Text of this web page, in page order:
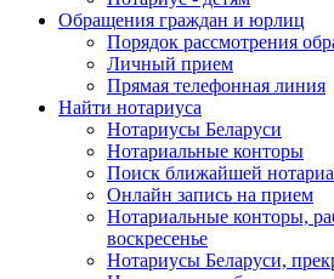
Обращения граждан и юрлиц
Порядок рассмотрения
Личный прием
Прямая телефонная линия
Найти нотариуса
Нотариусы Беларуси
Нотариальные конторы
Поиск ближайшей
Онлайн запись на прием
Нотариальные конторы,
воскресенье
Нотариусы Беларуси,